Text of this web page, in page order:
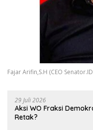
Fajar Arifin,S.H (CEO
29 Juli 2026
Aksi WO Fraksi
Retak?